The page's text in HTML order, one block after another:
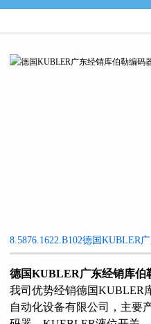
8.5876.1622.B102德国KUBLER广
德国KUBLER广东经销库伯
我司优势经销德国KUBLER
自动化设备有限公司，主要产